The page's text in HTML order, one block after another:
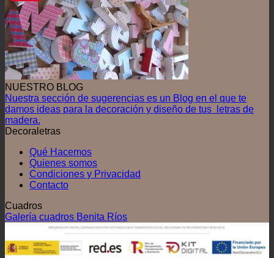
NUESTRO BLOG
Nuestra sección de sugerencias es un Blog en el que te
damos ideas para la decoración y diseño de tus letras de
madera.
Decoraletras
Qué Hacemos
Quienes somos
Condiciones y Privacidad
Contacto
Cuadros
Galería cuadros Benita Ríos